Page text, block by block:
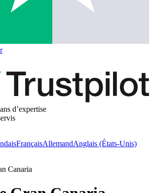
d’expertise
FrançaisAllemandAnglais (États-Unis)
Canaria